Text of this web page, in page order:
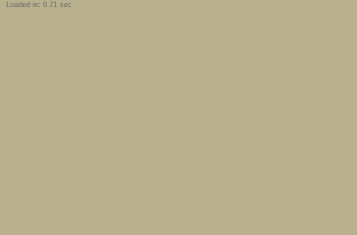
Loaded in: 0.71 sec